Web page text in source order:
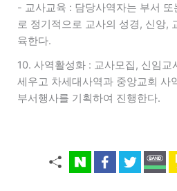
- 교사교육 : 담당사역자는 부서
로 정기적으로 교사의 성경, 신앙,
육한다.
10. 사역활성화 : 교사모집, 신임교
세우고 차세대사역과 중앙교회 사
부서행사를 기획하여 진행한다.